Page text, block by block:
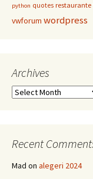
python quotes restaurante
vwforum wordpress
Archives
Archives
Recent
Mad on alegeri 2024